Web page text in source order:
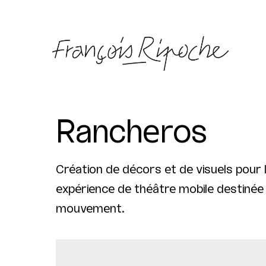
Rancheros
Création de décors et de visuels
expérience de théâtre mobile
mouvement.